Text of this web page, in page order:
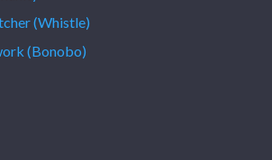
(Whistle)
(Bonobo)